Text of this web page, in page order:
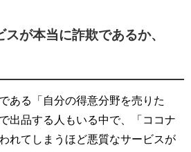
が本当に詐欺であるか、
ある「自分の得意分野を売りた
出品する人もいる中で、「ココナ
れてしまうほど悪質なサービスが